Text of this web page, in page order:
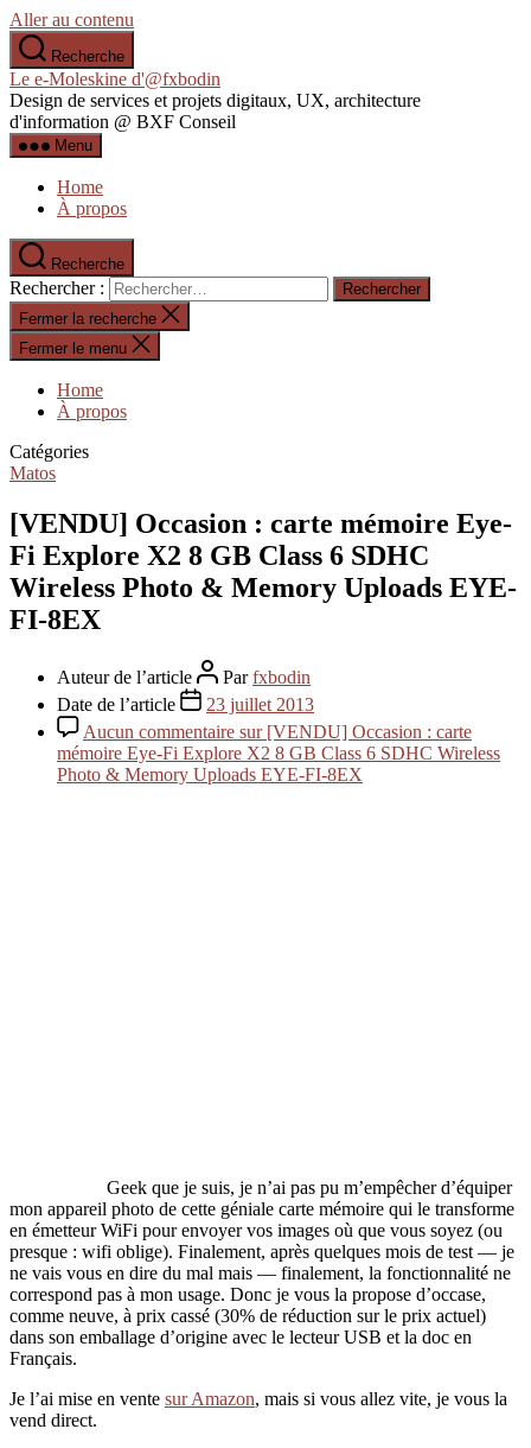
Aller au contenu
Recherche
Le e-Moleskine d'@fxbodin
Design de services et projets digitaux, UX, architecture
d'information @ BXF Conseil
Menu
Home
À propos
Recherche
Rechercher :
Fermer la recherche
Fermer le menu
Home
À propos
Catégories
Matos
[VENDU] Occasion : carte mémoire Eye-
Fi Explore X2 8 GB Class 6 SDHC
Wireless Photo & Memory Uploads EYE-
FI-8EX
Auteur de l’article Parfxbodin
Date de l’article
23 juillet 2013
Aucun commentaire sur [VENDU] Occasion : carte
mémoire Eye-Fi Explore X2 8 GB Class 6 SDHC Wireless
Photo & Memory Uploads EYE-FI-8EX
Geek que je suis, je n’ai pas pu m’empêcher d’équiper
mon appareil photo de cette géniale carte mémoire qui le transforme
en émetteur WiFi pour envoyer vos images où que vous soyez (ou
presque : wifi oblige). Finalement, après quelques mois de test — je
ne vais vous en dire du mal mais — finalement, la fonctionnalité ne
correspond pas à mon usage. Donc je vous la propose d’occase,
comme neuve, à prix cassé (30% de réduction sur le prix actuel)
dans son emballage d’origine avec le lecteur USB et la doc en
Français.
Je l’ai mise en vente sur Amazon, mais si vous allez vite, je vous la
vend direct.